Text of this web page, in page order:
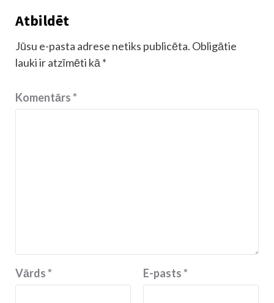
Atbildēt
Jūsu e-pasta adrese netiks publicēta. Obligātie
lauki ir atzīmēti kā *
Komentārs*
Vārds* E-pasts*